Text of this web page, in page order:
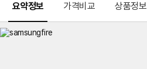
요약정보 가격비교 상품정보